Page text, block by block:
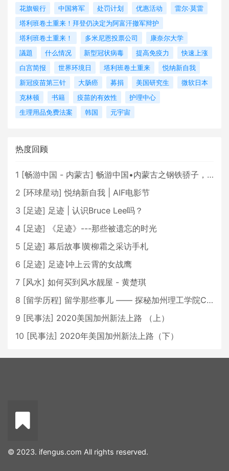
花旗银行 中国将军 处罚计划 优惠活动
雷尔·莫雷
塔利班卷土重来！拜登仍决定为阿富汗撤军辩护
塔利班卷土重来！
多米尼恩投票公司
康奈尔大学
議題
什么情况 新型冠状病毒 提高免疫力
快速上涨
白宫简报
世界环境日 塔利班卷土重来
悦纳新自我
新冠疫苗第三针
大肠癌 募捐 美国研究生
微软日本
克林顿
书籍 疫苗的有效性
护理中心
生理用品免费法案
韩国 元宇宙
热度回顾
1 [畅游中国 - 内蒙古] 畅游中国•内蒙古之钢铁骄子，魅力包头
2 [环球星动] 悦纳新自我 | AIF电影节
3 [足迹] 足迹 | 认识Bruce Lee吗？
4 [足迹]
《足迹》---那些被遗忘的时光
5 [足迹] 幕后故事∣黄柳霜之采访手札
6 [足迹] 足迹∣冲上云霄的女战鹰
7 [风水] 如何买到风水靓屋 - 黄楚琪
8 [留学历程] 留学那些事儿 —— 探秘加州理工学院Caltech博士生活 [上集]
9 [民事法] 2020美国加州新法上路 （上）
10 [民事法] 2020年美国加州新法上路（下）
© 2023. ifengus.com All rights reserved.